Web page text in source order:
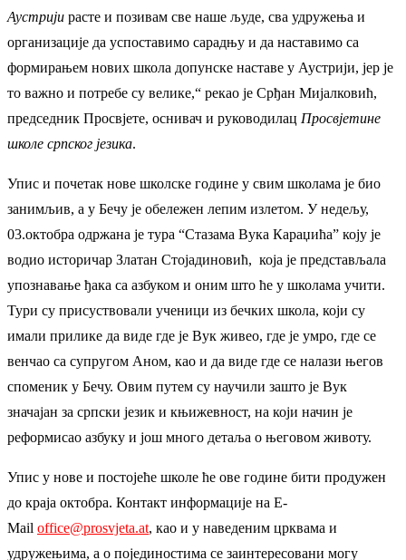
Аустрији расте и позивам све наше људе, сва удружења и
организације да успоставимо сарадњу и да наставимо са
формирањем нових школа допунске наставе у Аустрији, јер је
то важно и потребе су велике,“ рекао је Срђан Мијалковић,
председник Просвјете, оснивач и руководилац Просвјетине
школе српског језика.
Упис и почетак нове школске године у свим школама је био
занимљив, а у Бечу је обележен лепим излетом. У недељу,
03.октобра одржана је тура “Стазама Вука Караџића” коју је
водио историчар Златан Стојадиновић, која је представљала
упознавање ђака са азбуком и оним што ће у школама учити.
Тури су присуствовали ученици из бечких школа, који су
имали прилике да виде где је Вук живео, где је умро, где се
венчао са супругом Аном, као и да виде где се налази његов
споменик у Бечу. Овим путем су научили зашто је Вук
значајан за српски језик и књижевност, на који начин је
реформисао азбуку и још много детаља о његовом животу.
Упис у нове и постојеће школе ће ове године бити продужен
до краја октобра. Контакт информације на E-
Mail office@prosvjeta.at, као и у наведеним црквама и
удружењима, а о појединостима се заинтересовани могу